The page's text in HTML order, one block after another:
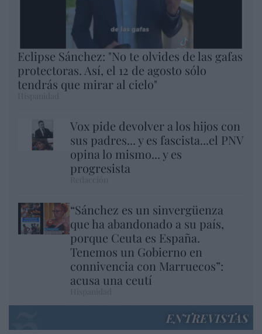
Eclipse Sánchez: "No te olvides de las gafas
protectoras. Así, el 12 de agosto sólo
tendrás que mirar al cielo"
Vox pide devolver a los hijos con
sus padres... y es fascista...el PNV
opina lo mismo... y es
progresista
“Sánchez es un sinvergüenza
que ha abandonado a su país,
porque Ceuta es España.
Tenemos un Gobierno en
connivencia con Marruecos”:
acusa una ceutí
ENTREVISTAS